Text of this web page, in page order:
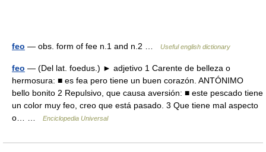
feo — obs. form of fee n.1 and n.2 … Useful english dictionary
feo — (Del lat. foedus.) ► adjetivo 1 Carente de belleza o
hermosura: ■ es fea pero tiene un buen corazón. ANTÓNIMO
bello bonito 2 Repulsivo, que causa aversión: ■ este pescado tiene
un color muy feo, creo que está pasado. 3 Que tiene mal aspecto
o… …
Enciclopedia Universal